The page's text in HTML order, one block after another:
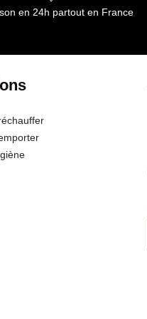
en 24h partout en France